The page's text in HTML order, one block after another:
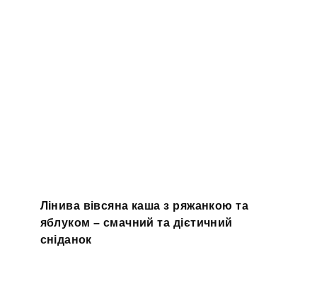
Лінива вівсяна каша з ряжанкою та
яблуком – смачний та дієтичний
сніданок